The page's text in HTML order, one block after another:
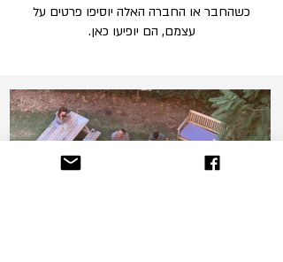
כשהחבר או החברה האלה יוסיפו פרטים על
עצמם, הם יופיעו כאן.